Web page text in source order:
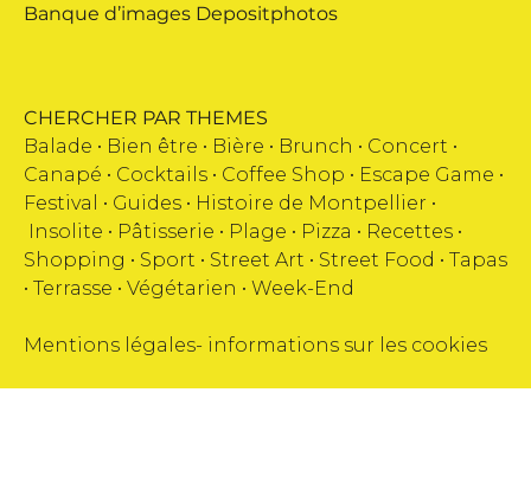
Banque d’images Depositphotos
CHERCHER PAR THEMES
Balade • Bien être • Bière • Brunch • Concert •
Canapé • Cocktails • Coffee Shop • Escape Game •
Festival
• Guides • Histoire de Montpellier •
Insolite • Pâtisserie • Plage • Pizza • Recettes •
Shopping • Sport • Street Art • Street Food • Tapas
• Terrasse • Végétarien • Week-End
Mentions légales- informations sur les cookies